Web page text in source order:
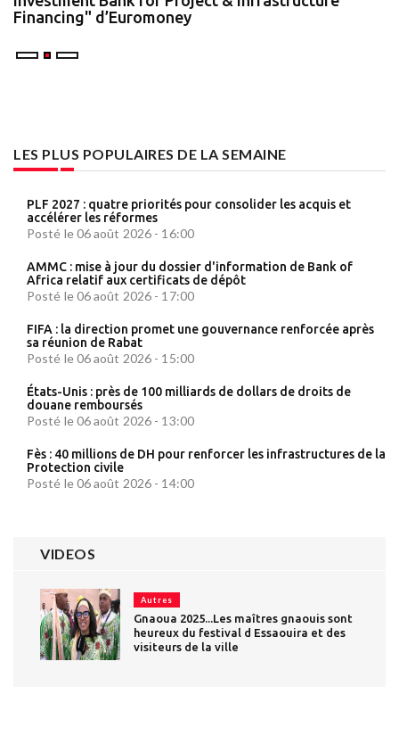
Financing" d’Euromoney
LES PLUS POPULAIRES DE LA SEMAINE
PLF 2027 : quatre priorités pour consolider les acquis et
accélérer les réformes
Posté le 06 août 2026 - 16:00
AMMC : mise à jour du dossier d'information de Bank of
Africa relatif aux certificats de dépôt
Posté le 06 août 2026 - 17:00
FIFA : la direction promet une gouvernance renforcée après
sa réunion de Rabat
Posté le 06 août 2026 - 15:00
États-Unis : près de 100 milliards de dollars de droits de
douane remboursés
Posté le 06 août 2026 - 13:00
Fès : 40 millions de DH pour renforcer les infrastructures de la
Protection civile
Posté le 06 août 2026 - 14:00
VIDEOS
Autres
Gnaoua 2025...Les maîtres gnaouis sont
heureux du festival d Essaouira et des
visiteurs de la ville